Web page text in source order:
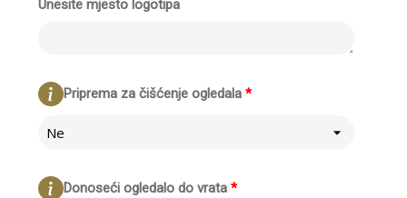
Unesite mjesto logotipa
*
Priprema za čišćenje ogledala
Ne
*
Donoseći ogledalo do vrata